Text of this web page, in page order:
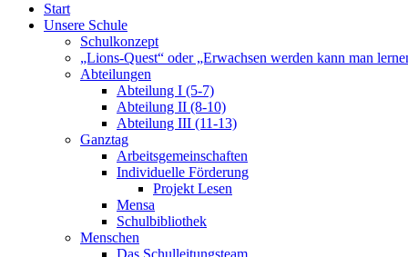
Start
Unsere Schule
Schulkonzept
„Lions-Quest“ oder „Erwachsen werden kann man
Abteilungen
Abteilung I (5-7)
Abteilung II (8-10)
Abteilung III (11-13)
Ganztag
Arbeitsgemeinschaften
Individuelle Förderung
Projekt Lesen
Mensa
Schulbibliothek
Menschen